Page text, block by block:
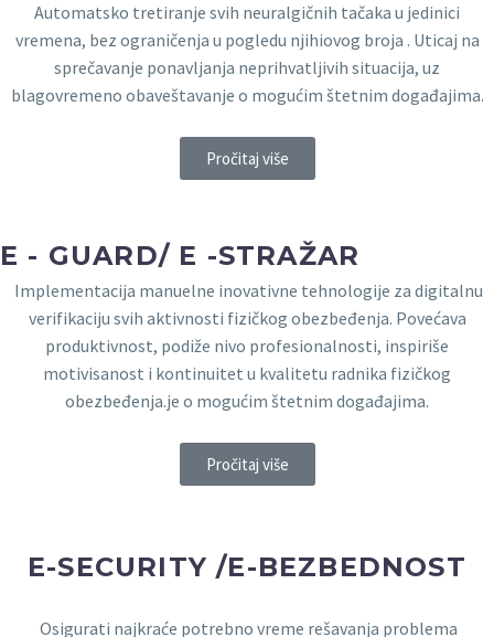
Automatsko tretiranje svih neuralgičnih tačaka u jedinici
vremena, bez ograničenja u pogledu njihiovog broja . Uticaj na
sprečavanje ponavljanja neprihvatljivih situacija, uz
blagovremeno obaveštavanje o mogućim štetnim događajima.
Pročitaj više
E - GUARD/ E -STRAŽAR
Implementacija manuelne inovativne tehnologije za digitalnu
verifikaciju svih aktivnosti fizičkog obezbeđenja. Povećava
produktivnost, podiže nivo profesionalnosti, inspiriše
motivisanost i kontinuitet u kvalitetu radnika fizičkog
obezbeđenja.je o mogućim štetnim događajima.
Pročitaj više
E-SECURITY /E-BEZBEDNOST
Osigurati najkraće potrebno vreme rešavanja problema